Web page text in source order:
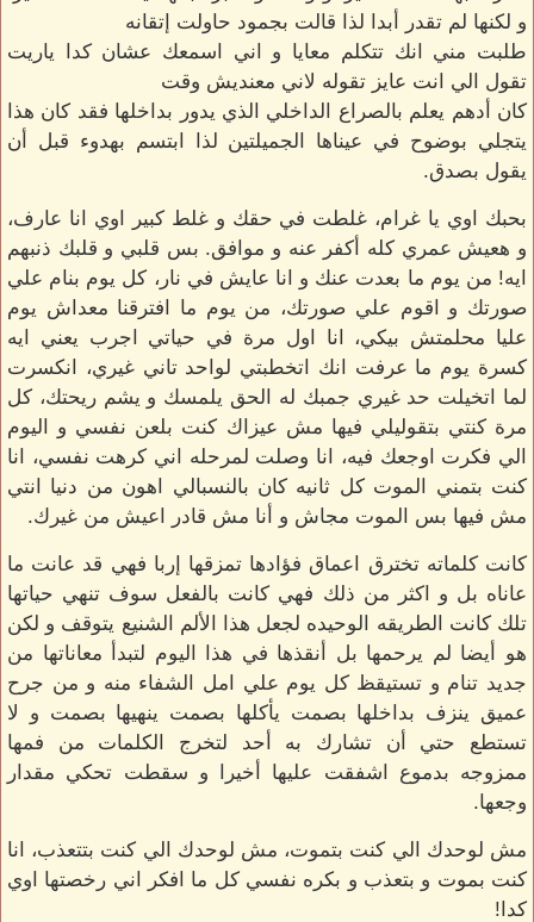
و لكنها لم تقدر أبدا لذا قالت بجمود حاولت إتقانه
طلبت مني انك تتكلم معايا و اني اسمعك عشان كدا ياريت
تقول الي انت عايز تقوله لاني معنديش وقت
كان أدهم يعلم بالصراع الداخلي الذي يدور بداخلها فقد كان هذا
يتجلي بوضوح في عيناها الجميلتين لذا ابتسم بهدوء قبل أن
يقول بصدق.
بحبك اوي يا غرام، غلطت في حقك و غلط كبير اوي انا عارف،
و هعيش عمري كله أكفر عنه و موافق. بس قلبي و قلبك ذنبهم
ايه! من يوم ما بعدت عنك و انا عايش في نار، كل يوم بنام علي
صورتك و اقوم علي صورتك، من يوم ما افترقنا معداش يوم
عليا محلمتش بيكي، انا اول مرة في حياتي اجرب يعني ايه
كسرة يوم ما عرفت انك اتخطبتي لواحد تاني غيري، انكسرت
لما اتخيلت حد غيري جمبك له الحق يلمسك و يشم ريحتك، كل
مرة كنتي بتقوليلي فيها مش عيزاك كنت بلعن نفسي و اليوم
الي فكرت اوجعك فيه، انا وصلت لمرحله اني كرهت نفسي، انا
كنت بتمني الموت كل ثانيه كان بالنسبالي اهون من دنيا انتي
مش فيها بس الموت مجاش و أنا مش قادر اعيش من غيرك.
كانت كلماته تخترق اعماق فؤادها تمزقها إربا فهي قد عانت ما
عاناه بل و اكثر من ذلك فهي كانت بالفعل سوف تنهي حياتها
تلك كانت الطريقه الوحيده لجعل هذا الألم الشنيع يتوقف و لكن
هو أيضا لم يرحمها بل أنقذها في هذا اليوم لتبدأ معاناتها من
جديد تنام و تستيقظ كل يوم علي امل الشفاء منه و من جرح
عميق ينزف بداخلها بصمت يأكلها بصمت ينهيها بصمت و لا
تستطع حتي أن تشارك به أحد لتخرج الكلمات من فمها
ممزوجه بدموع اشفقت عليها أخيرا و سقطت تحكي مقدار
وجعها.
مش لوحدك الي كنت بتموت، مش لوحدك الي كنت بتتعذب، انا
كنت بموت و بتعذب و بكره نفسي كل ما افكر اني رخصتها اوي
كدا!